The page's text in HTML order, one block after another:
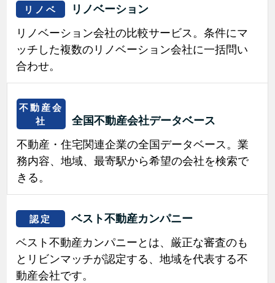
リノベ
リノベーション
リノベーション会社の比較サービス。条件にマ
ッチした複数のリノベーション会社に一括問い
合わせ。
不動産会
社
全国不動産会社データベース
不動産・住宅関連企業の全国データベース。業
務内容、地域、最寄駅から希望の会社を検索で
きる。
認定
ベスト不動産カンパニー
ベスト不動産カンパニーとは、厳正な審査のも
とリビンマッチが認定する、地域を代表する不
動産会社です。